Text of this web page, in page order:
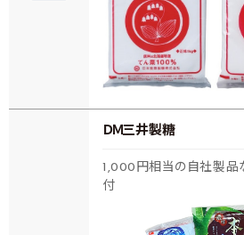
ＤＭ三井製糖
1,000円相当の自社製
付